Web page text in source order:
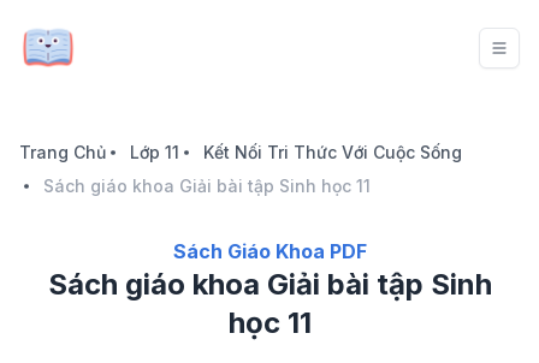
Trang Chủ Lớp 11
Kết Nối Tri Thức Với Cuộc Sống
Sách giáo khoa Giải bài tập Sinh học 11
Sách Giáo Khoa PDF
Sách giáo khoa Giải bài tập Sinh
học 11